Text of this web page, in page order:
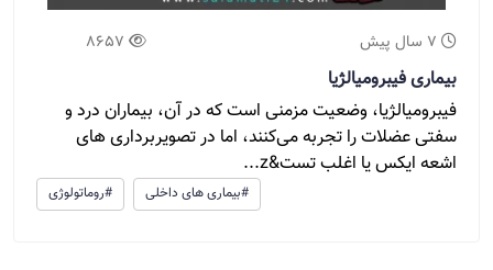
7 سال پیش 8657
بیماری فیبرومیالژیا
فیبرومیالژیا، وضعیت مزمنی است که در آن، بیماران درد و
سفتی عضلات را تجربه می‌کنند، اما در تصویربرداری های
اشعه‌ ایکس یا اغلب تست&z...
#روماتولوژی #بیماری های داخلی